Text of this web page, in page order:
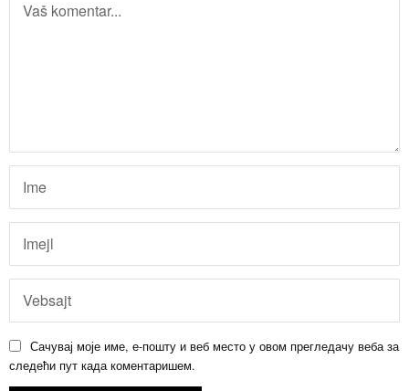
Сачувај моје име, е-пошту и веб место у овом прегледачу веба за
следећи пут када коментаришем.